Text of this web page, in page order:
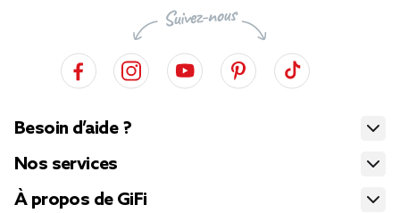
Besoin d’aide ?
Nos services
À propos de GiFi